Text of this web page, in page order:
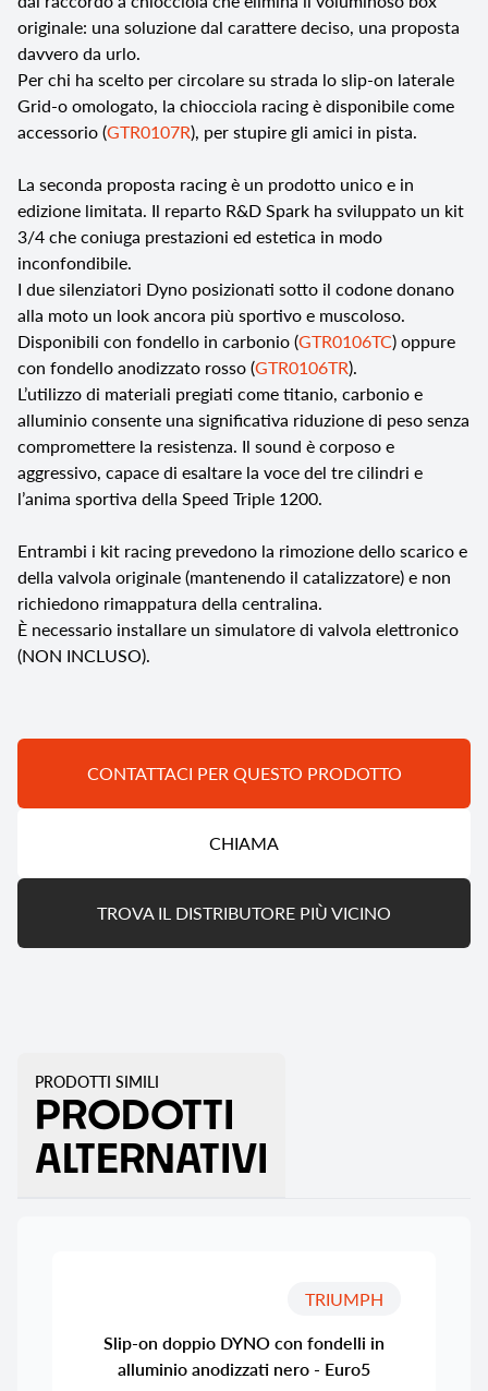
originale: una soluzione dal carattere deciso, una proposta
davvero da urlo.
Per chi ha scelto per circolare su strada lo slip-on laterale
Grid-o omologato, la chiocciola racing è disponibile come
accessorio (GTR0107R), per stupire gli amici in pista.
La seconda proposta racing è un prodotto unico e in
edizione limitata. Il reparto R&D Spark ha sviluppato un kit
3/4 che coniuga prestazioni ed estetica in modo
inconfondibile.
I due silenziatori Dyno posizionati sotto il codone donano
alla moto un look ancora più sportivo e muscoloso.
Disponibili con fondello in carbonio (GTR0106TC) oppure
con fondello anodizzato rosso (GTR0106TR).
L’utilizzo di materiali pregiati come titanio, carbonio e
alluminio consente una significativa riduzione di peso senza
compromettere la resistenza. Il sound è corposo e
aggressivo, capace di esaltare la voce del tre cilindri e
l’anima sportiva della Speed Triple 1200.
Entrambi i kit racing prevedono la rimozione dello scarico e
della valvola originale (mantenendo il catalizzatore) e non
richiedono rimappatura della centralina.
È necessario installare un simulatore di valvola elettronico
(NON INCLUSO).
CONTATTACI PER QUESTO PRODOTTO
CHIAMA
TROVA IL DISTRIBUTORE PIÙ VICINO
PRODOTTI SIMILI
PRODOTTI
ALTERNATIVI
TRIUMPH
Slip-on doppio DYNO con fondelli in
alluminio anodizzati nero - Euro5